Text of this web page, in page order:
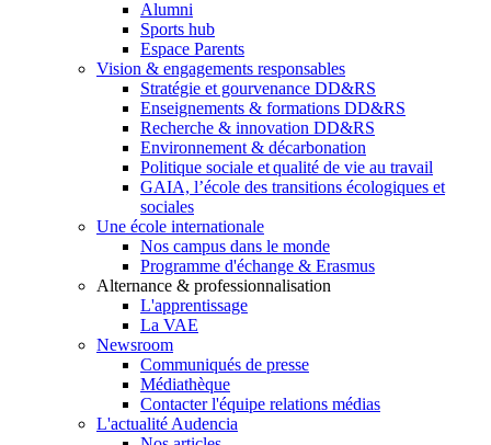
Alumni
Sports hub
Espace Parents
Vision & engagements responsables
Stratégie et gourvenance DD&RS
Enseignements & formations DD&RS
Recherche & innovation DD&RS
Environnement & décarbonation
Politique sociale et qualité de vie au travail
GAIA, l’école des transitions écologiques et
sociales
Une école internationale
Nos campus dans le monde
Programme d'échange & Erasmus
Alternance & professionnalisation
L'apprentissage
La VAE
Newsroom
Communiqués de presse
Médiathèque
Contacter l'équipe relations médias
L'actualité Audencia